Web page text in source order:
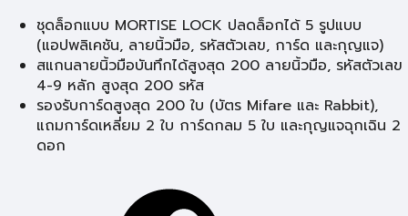
ชุดล็อกแบบ MORTISE LOCK ปลดล็อกได้ 5 รูปแบบ
(แอปพลิเคชัน, ลายนิ้วมือ, รหัสตัวเลข, การ์ด และกุญแจ)
สแกนลายนิ้วมือบันทึกได้สูงสุด 200 ลายนิ้วมือ, รหัสตัวเลข
4-9 หลัก สูงสุด 200 รหัส
รองรับการ์ดสูงสุด 200 ใบ (บัตร Mifare และ Rabbit),
แถมการ์ดเหลี่ยม 2 ใบ การ์ดกลม 5 ใบ และกุญแจฉุกเฉิน 2
ดอก